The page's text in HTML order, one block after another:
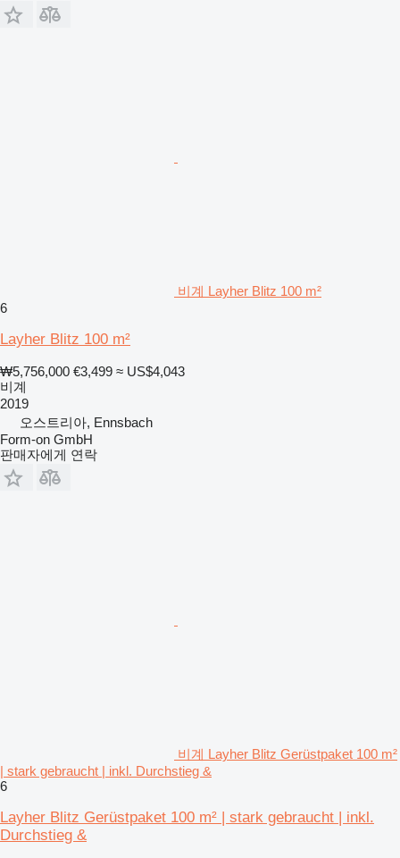
비계 Layher Blitz 100 m²
6
Layher Blitz 100 m²
₩5,756,000 €3,499 ≈ US$4,043
비계
2019
오스트리아, Ennsbach
Form-on GmbH
판매자에게 연락
비계 Layher Blitz Gerüstpaket 100 m²
| stark gebraucht | inkl. Durchstieg &
6
Layher Blitz Gerüstpaket 100 m² | stark gebraucht | inkl.
Durchstieg &